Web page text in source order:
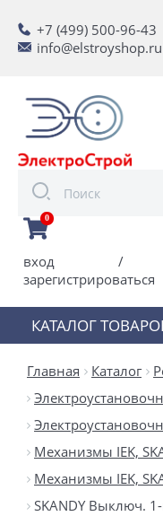
+7 (499) 500-96-43
info@elstroyshop.ru
0
вход
/
зарегистрироваться
КАТАЛОГ
Главная Каталог
Механизмы IEK,
Механизмы IEK,
SKANDY Выключ.